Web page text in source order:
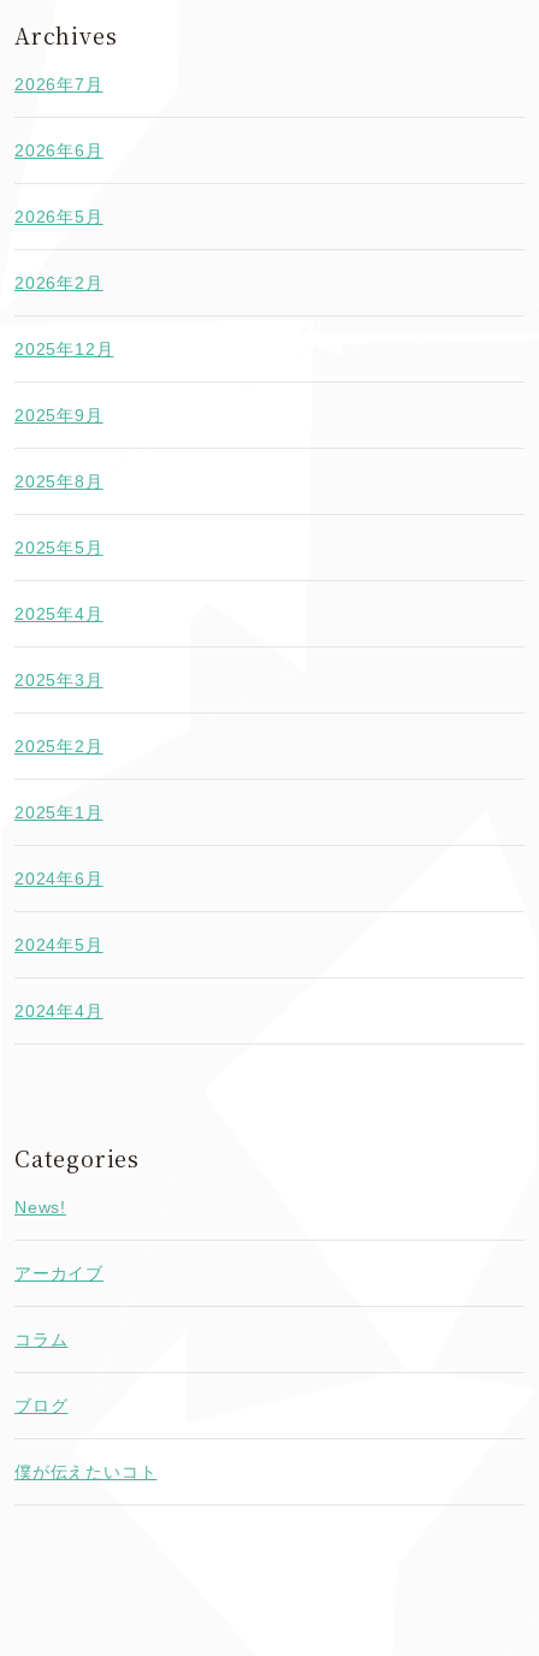
Archives
2026年7月
2026年6月
2026年5月
2026年2月
2025年12月
2025年9月
2025年8月
2025年5月
2025年4月
2025年3月
2025年2月
2025年1月
2024年6月
2024年5月
2024年4月
Categories
News!
アーカイブ
コラム
ブログ
僕が伝えたいコト